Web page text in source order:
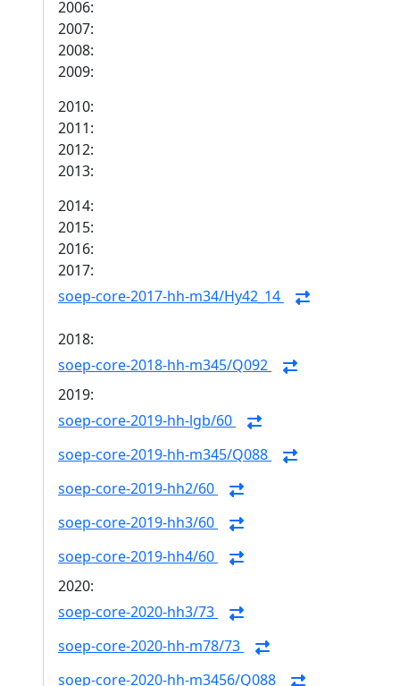
2006:
2007:
2008:
2009:
2010:
2011:
2012:
2013:
2014:
2015:
2016:
2017:
soep-core-2017-hh-m34/Hy42_14
2018:
soep-core-2018-hh-m345/Q092
2019:
soep-core-2019-hh-lgb/60
soep-core-2019-hh-m345/Q088
soep-core-2019-hh2/60
soep-core-2019-hh3/60
soep-core-2019-hh4/60
2020:
soep-core-2020-hh3/73
soep-core-2020-hh-m78/73
soep-core-2020-hh-m3456/Q088